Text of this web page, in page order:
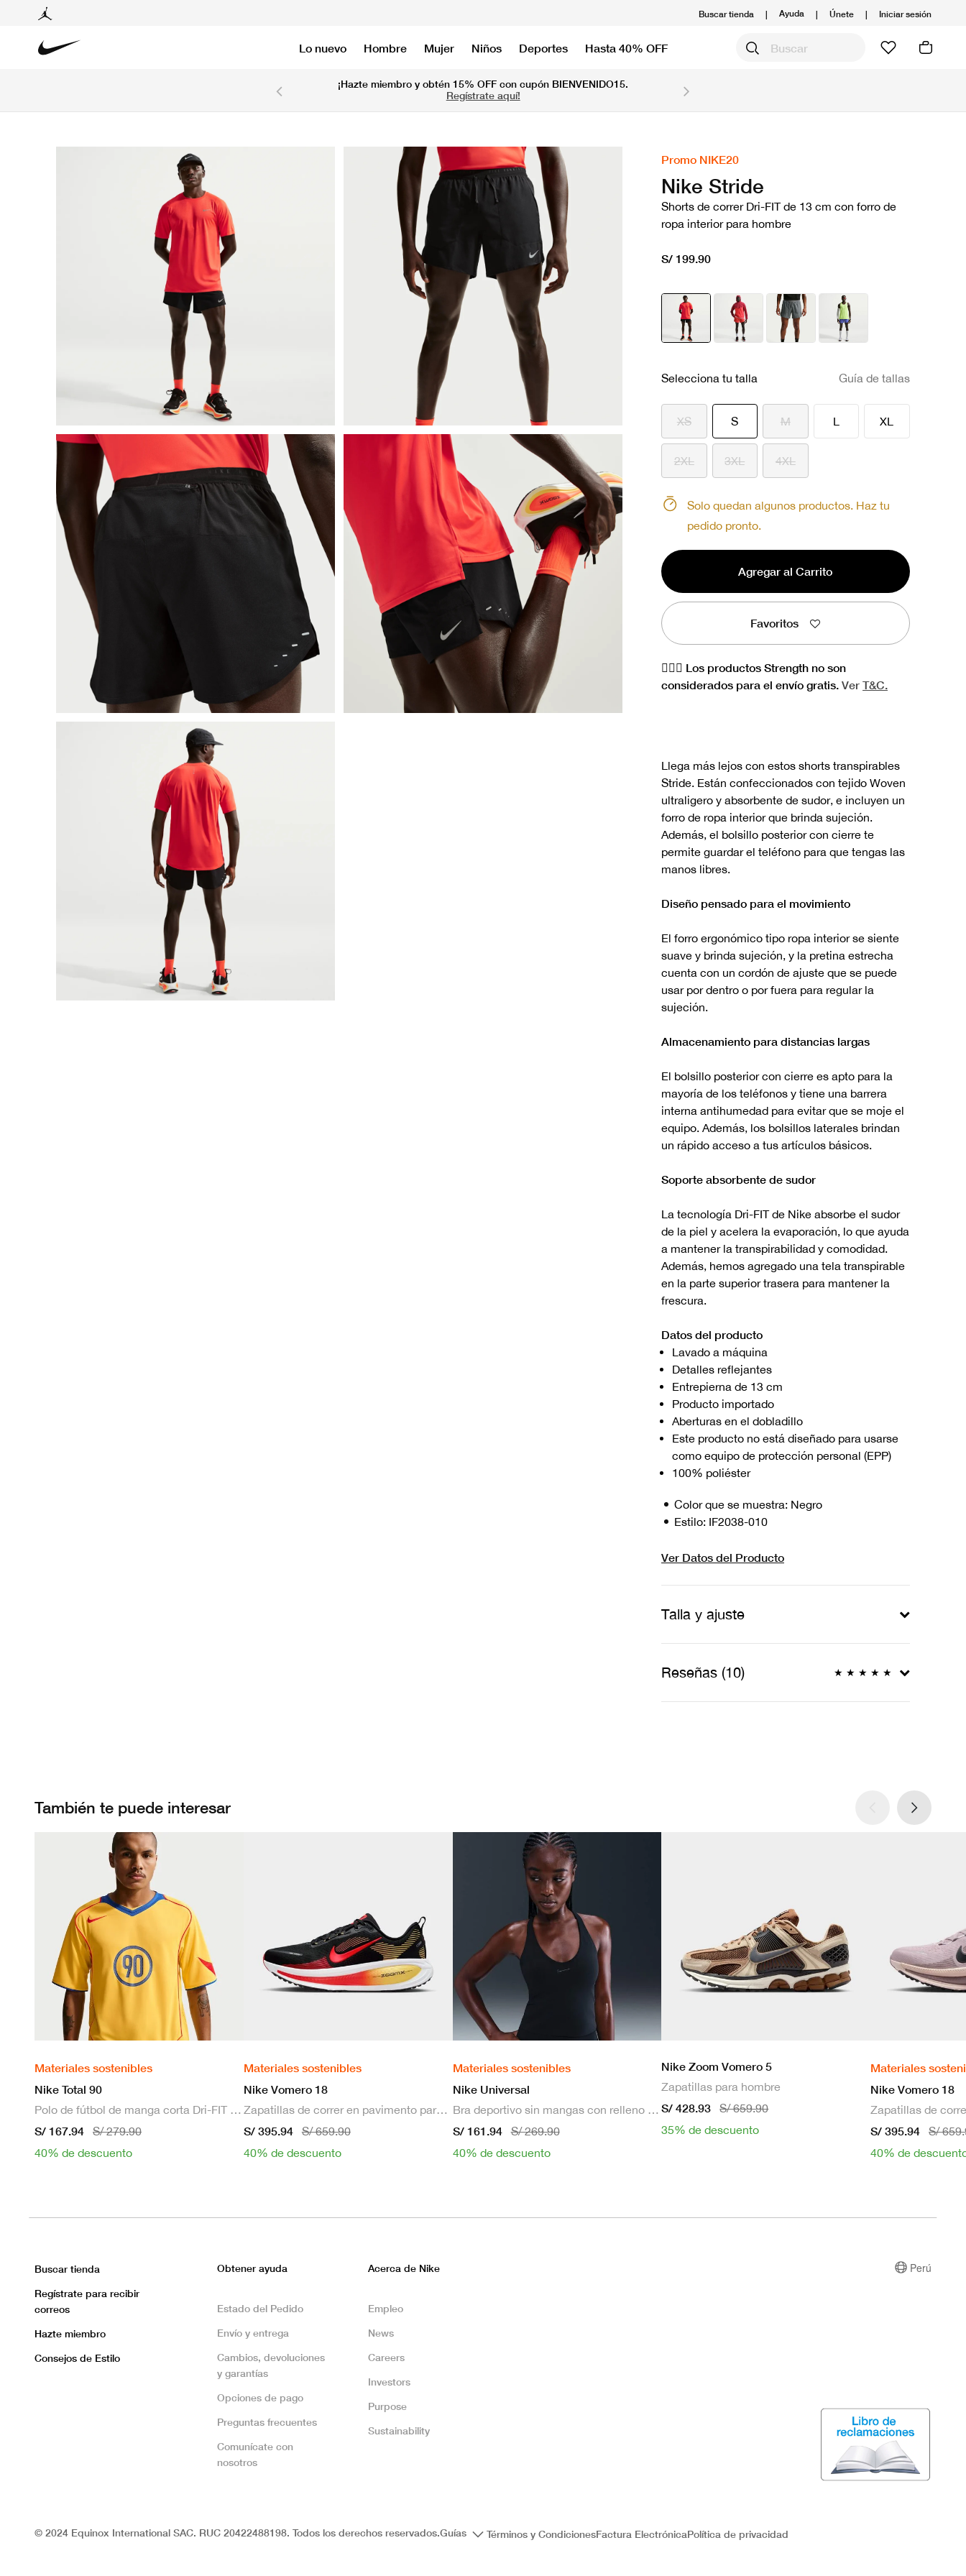
Buscar tienda | Ayuda | Únete | Iniciar sesión
Lo nuevo Hombre Mujer Niños Deportes Hasta 40% OFF
¡Hazte miembro y obtén 15% OFF con cupón BIENVENIDO15.
Regístrate aquí!
Promo NIKE20
Nike Stride
Shorts de correr Dri-FIT de 13 cm con forro de
ropa interior para hombre
S/ 199.90
Selecciona tu talla Guía de tallas
XS Sseleccionado
M L XL
2XL 3XL 4XL
Solo quedan algunos productos. Haz tu
pedido pronto.
Agregar al Carrito
Favoritos
🏋🏻‍♀️ Los productos Strength no son
considerados para el envío gratis. Ver T&C.
Llega más lejos con estos shorts transpirables
Stride. Están confeccionados con tejido Woven
ultraligero y absorbente de sudor, e incluyen un
forro de ropa interior que brinda sujeción.
Además, el bolsillo posterior con cierre te
permite guardar el teléfono para que tengas las
manos libres.
Diseño pensado para el movimiento
El forro ergonómico tipo ropa interior se siente
suave y brinda sujeción, y la pretina estrecha
cuenta con un cordón de ajuste que se puede
usar por dentro o por fuera para regular la
sujeción.
Almacenamiento para distancias largas
El bolsillo posterior con cierre es apto para la
mayoría de los teléfonos y tiene una barrera
interna antihumedad para evitar que se moje el
equipo. Además, los bolsillos laterales brindan
un rápido acceso a tus artículos básicos.
Soporte absorbente de sudor
La tecnología Dri-FIT de Nike absorbe el sudor
de la piel y acelera la evaporación, lo que ayuda
a mantener la transpirabilidad y comodidad.
Además, hemos agregado una tela transpirable
en la parte superior trasera para mantener la
frescura.
Datos del producto
Lavado a máquina
Detalles reflejantes
Entrepierna de 13 cm
Producto importado
Aberturas en el dobladillo
Este producto no está diseñado para usarse
como equipo de protección personal (EPP)
100% poliéster
Color que se muestra: Negro
Estilo: IF2038-010
Ver Datos del Producto
Talla y ajuste
Reseñas (10) ★ ★ ★ ★ ★
También te puede interesar
Materiales sostenibles
Nike Total 90
Polo de fútbol de manga corta Dri-FIT para hombre
S/ 167.94
S/ 279.90
40% de descuento
Materiales sostenibles
Nike Vomero 18
Zapatillas de correr en pavimento para hombre
S/ 395.94
S/ 659.90
40% de descuento
Materiales sostenibles
Nike Universal
Bra deportivo sin mangas con relleno de sujeción media para mujer
S/ 161.94
S/ 269.90
40% de descuento
Nike Zoom Vomero 5
Zapatillas para hombre
S/ 428.93
S/ 659.90
35% de descuento
Materiales
Nike Vomero 18
S/ 395.94
S/
40% de
Buscar tienda
Regístrate para recibir
correos
Hazte miembro
Consejos de Estilo
Obtener ayuda
Estado del Pedido
Envío y entrega
Cambios, devoluciones
y garantías
Opciones de pago
Preguntas frecuentes
Comunícate con
nosotros
Acerca de Nike
Empleo
News
Careers
Investors
Purpose
Sustainability
Perú
© 2024 Equinox International SAC. RUC 20422488198. Todos los derechos reservados.Guías Términos y CondicionesFactura ElectrónicaPolítica de privacidad